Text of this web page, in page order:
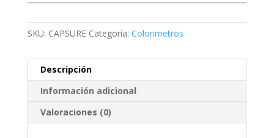
SKU: CAPSURE Categoría: Colorimetros
Descripción
Información adicional
Valoraciones (0)